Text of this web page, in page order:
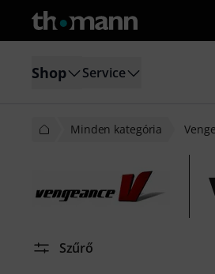
Shop Service
Minden kategória
Szűrő